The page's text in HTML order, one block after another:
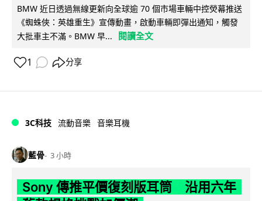
BMW 近日透過無線更新向全球逾 70 個市場車輛中控熒幕推送
《蜘蛛俠：英雄重生》宣傳動畫，啟動車輛即彈出通知，觸發
大批車主不滿。BMW 早...
閱讀全文
1 分享
3C科技 流動音樂 音樂耳機
藍骨 3 小時
Sony 傳推平價復刻版耳筒 沿用六年